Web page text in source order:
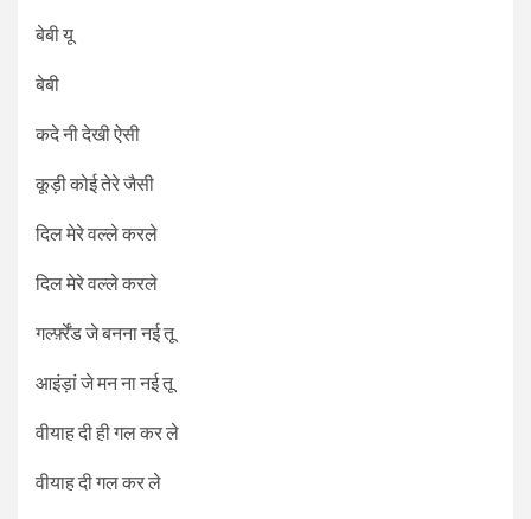
बेबी यू
बेबी
कदे नी देखी ऐसी
कूड़ी कोई तेरे जैसी
दिल मेरे वल्ले करले
दिल मेरे वल्ले करले
गर्ल्फ़्रेंड जे बनना नई तू
आइंड़ां जे मन ना नई तू
वीयाह दी ही गल कर ले
वीयाह दी गल कर ले